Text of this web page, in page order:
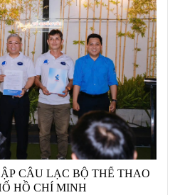
CÂU LẠC BỘ THỂ THAO
HỒ CHÍ MINH